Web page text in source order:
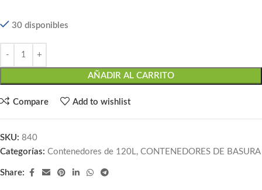
30 disponibles
AÑADIR AL CARRITO
Compare Add to wishlist
SKU: 840
Categorías: Contenedores de 120L, CONTENEDORES DE BASURA
Share: